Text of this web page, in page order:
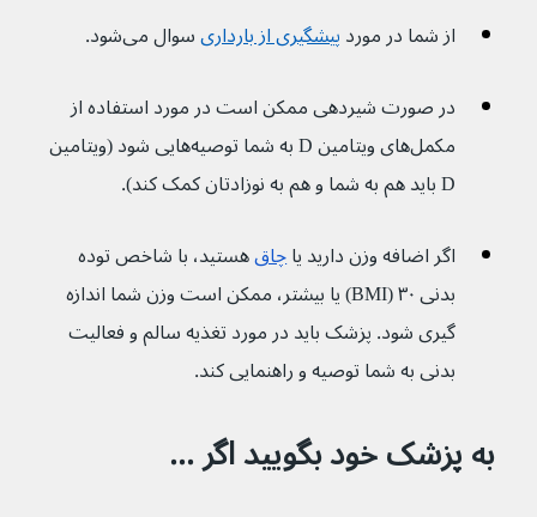
از شما در مورد پیشگیری از بارداریسوال می‌شود.
در صورت شیردهی ممکن است در مورد استفاده از
مکمل‌های ویتامین D به شما توصیه‌هایی شود (ویتامین
D باید هم به شما و هم به نوزادتان کمک کند).
اگر اضافه وزن دارید یا چاق هستید، با شاخص توده
بدنی ۳۰ (BMI) یا بیشتر، ممکن است وزن شما اندازه
گیری شود. پزشک باید در مورد تغذیه سالم و فعالیت
بدنی به شما توصیه و راهنمایی کند.
به پزشک خود بگویید اگر ...